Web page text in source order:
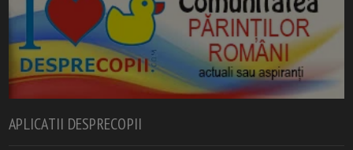
APLICATII DESPRECOPII